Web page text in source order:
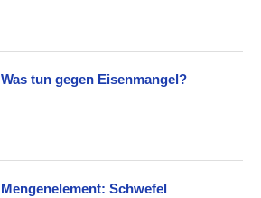
Was tun gegen Eisenmangel?
Mengenelement: Schwefel